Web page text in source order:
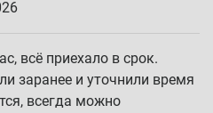
всё приехало в срок.
заранее и уточнили время
всегда можно